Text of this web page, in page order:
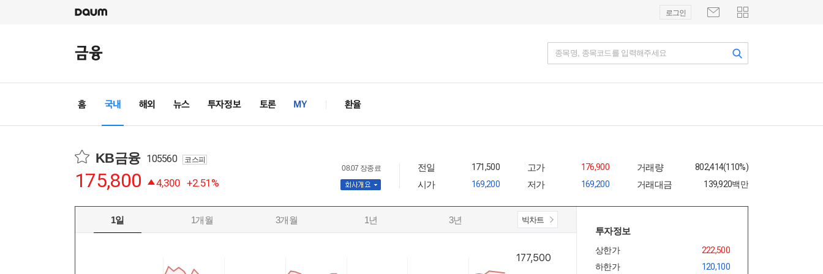
로그인
종목명, 종목코드를 입력해주세요
KB금융 105560 코스피
175,800 4,300 +2.51%
08.07 장종료 전일 171,500 고가 176,900 거래량 802,414(110%)
시가 169,200 저가 169,200 거래대금 139,920백만
1일 1개월 3개월 1년 3년 빅차트
투자정보
상한가
222,500
하한가
120,100